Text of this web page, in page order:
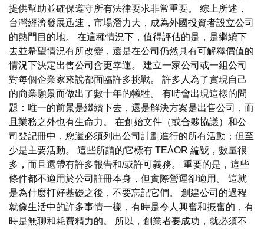
提供幫助並確保遵守所有法律要求非常重要。 綜上所述，
台灣經濟發展迅速，市場潛力大，成為外國投資者設立公司
的熱門目的地。 在這種情況下，值得評估的是，是繼續下
去並希望情況有所改變，還是在公司仍然具有可解釋價值的
情況下決定出售公司會更幸運。 建立一家公司或一組公司
對每個企業家來說都面臨許多挑戰。 許多人為了實現自己
的商業願景而做出了數十年的犧牲。 有時會出現這樣的問
題：唯一的前景是繼續下去，還是解決方案是出售公司，而
且業務之外也有生命力。 在創始文件（或合夥協議）和公
司登記冊中，您還必須列出公司計劃進行的所有活動；但至
少是主要活動。 這些所謂的它標有 TEÁOR 編號，數量很
多，而且還帶有許多報告和/或許可義務。 重要的是，這些
條件都不適用於公司註冊本身，但實際營運卻適用。 這就
是為什麼打好基礎之後，不要忘記它們。 創建公司的過程
就像生活中的許多事情一樣，有時是令人興奮和振奮的，有
時是無聊和耗費精力的。 所以，創業者要成功，就必須不